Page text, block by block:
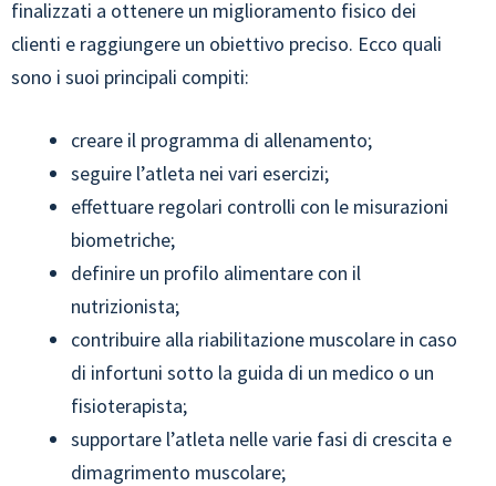
finalizzati a ottenere un miglioramento fisico dei
clienti e raggiungere un obiettivo preciso. Ecco quali
sono i suoi principali compiti:
creare il programma di allenamento;
seguire l’atleta nei vari esercizi;
effettuare regolari controlli con le misurazioni
biometriche;
definire un profilo alimentare con il
nutrizionista;
contribuire alla riabilitazione muscolare in caso
di infortuni sotto la guida di un medico o un
fisioterapista;
supportare l’atleta nelle varie fasi di crescita e
dimagrimento muscolare;